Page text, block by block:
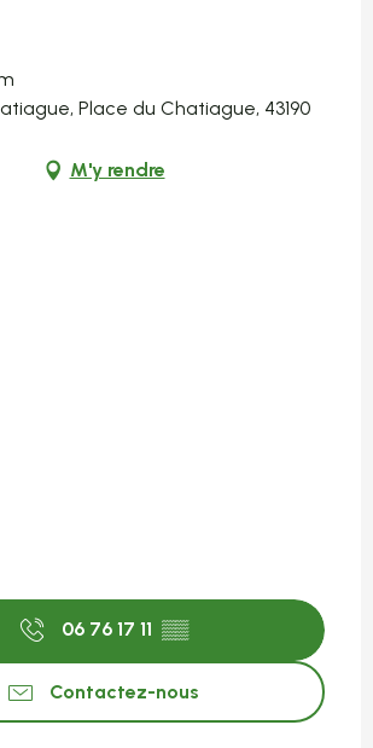
Place du Chatiague, 43190
M'y rendre
06 76 17 11 ▒▒
Contactez-nous